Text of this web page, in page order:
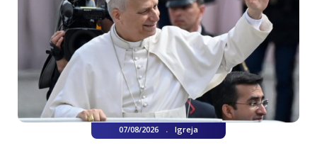
07/08/2026 . Igreja